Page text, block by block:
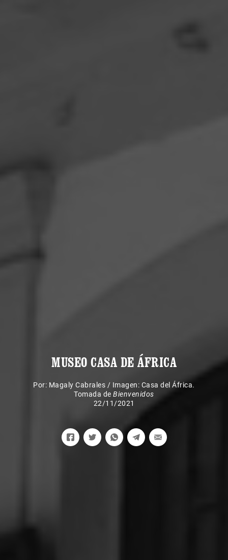
MUSEO CASA DE ÁFRICA
Por: Magaly Cabrales / Imagen: Casa del África.
Tomada deBienvenidos
22/11/2021